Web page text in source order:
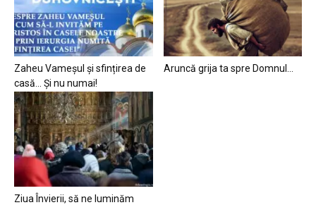
Zaheu Vameșul și sfințirea de
casă… Și nu numai!
Aruncă grija ta spre Domnul…
Ziua Învierii, să ne luminăm